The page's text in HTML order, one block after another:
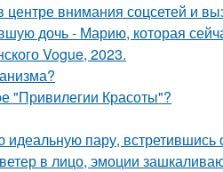
внимания соцсетей и
дочь - Марию, которая
Vogue, 2023.
"Привилегии Красоты"?
пару, встретившись
в лицо, эмоции